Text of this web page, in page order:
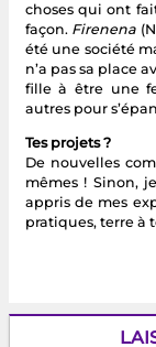
choses qui ont
façon. Firenena
été une société
n’a pas sa place
fille à être une
autres pour
Tes projets ?
De nouvelles
mêmes ! Sinon,
appris de mes
pratiques, terre à